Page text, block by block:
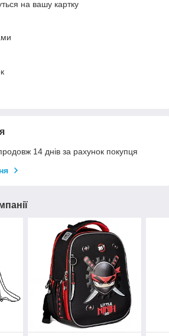
на вашу картку
14 днів за рахунок покупця